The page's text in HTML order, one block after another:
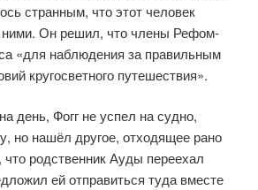
странным, что этот человек
ними. Он решил, что члены Рефом-
«для наблюдения за правильным
кругосветного путешествия».
день, Фогг не успел на судно,
но нашёл другое, отходящее рано
родственник Ауды переехал
ей отправиться туда вместе